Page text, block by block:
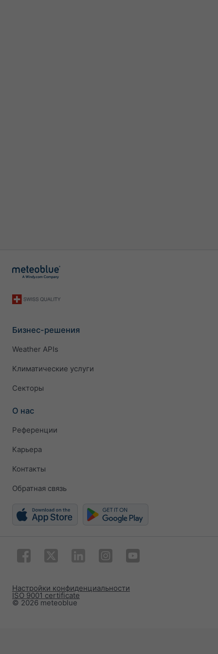
Бизнес-решения
Weather APIs
Климатические услуги
Секторы
О нас
Референции
Карьера
Контакты
Обратная связь
© 2026 meteoblue
ISO 9001 certificate
Настройки конфиденциальности